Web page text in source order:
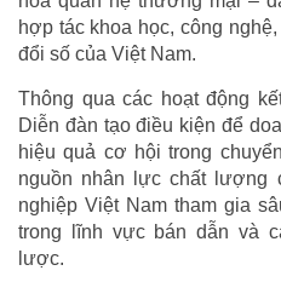
hợp tác khoa học, công
đổi số của Việt Nam.
Thông qua các hoạt động
Diễn đàn tạo điều kiện để
hiệu quả cơ hội trong
nguồn nhân lực chất lượng
nghiệp Việt Nam tham gia
trong lĩnh vực bán dẫn và
lược.